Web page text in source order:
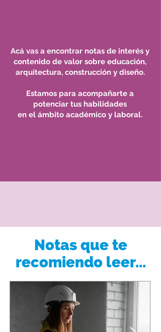
Acá vas a encontrar notas de interés y
contenido de valor sobre educación,
arquitectura, construcción y diseño.
Estamos para acompañarte a
potenciar tus habilidades
en el ámbito académico y laboral.
Notas que te
recomiendo leer...